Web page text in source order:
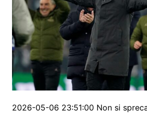
2026-05-06 23:51:00 Non si